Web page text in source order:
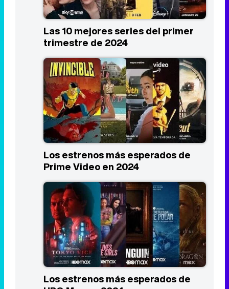
Los estrenos más esperados de
Prime Video en 2024
Los estrenos más esperados de
HBO Max en 2024